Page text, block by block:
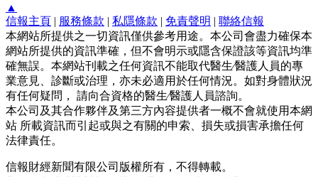
▲
信報主頁 | 服務條款 | 私隱條款 | 免責聲明 | 聯絡信報
本網站所提供之一切資訊僅供參考用途。本公司會盡力確保本
網站所提供的資訊準確，但不會明示或隱含保證該等資訊均準
確無誤。本網站刊載之任何資訊不能取代醫生∕醫護人員的專
業意見、診斷或治理，亦未必適用於任何情況。如對身體狀況
有任何疑問， 請向合資格的醫生∕醫護人員諮詢。
本公司及其合作夥伴及第三方內容提供者一概不會就使用本網
站 所載資訊而引起或與之有關的申索、損失或損害承擔任何
法律責任。
信報財經新聞有限公司版權所有，不得轉載。